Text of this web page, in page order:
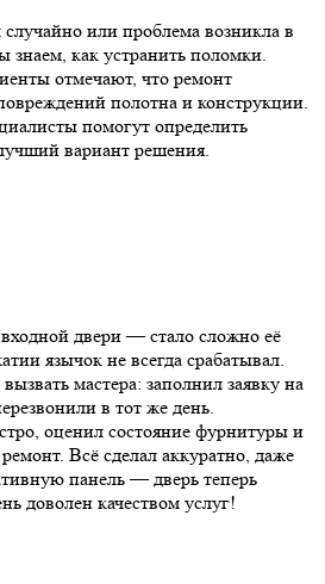
или проблема возникла в
как устранить поломки.
отмечают, что ремонт
полотна и конструкции.
помогут определить
вариант решения.
двери — стало сложно её
язычок не всегда срабатывал.
мастера: заполнил заявку на
в тот же день.
оценил состояние фурнитуры и
Всё сделал аккуратно, даже
панель — дверь теперь
доволен качеством услуг!